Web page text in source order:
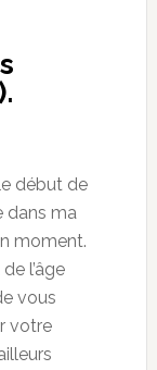
début de
dans ma
moment.
l’âge
vous
votre